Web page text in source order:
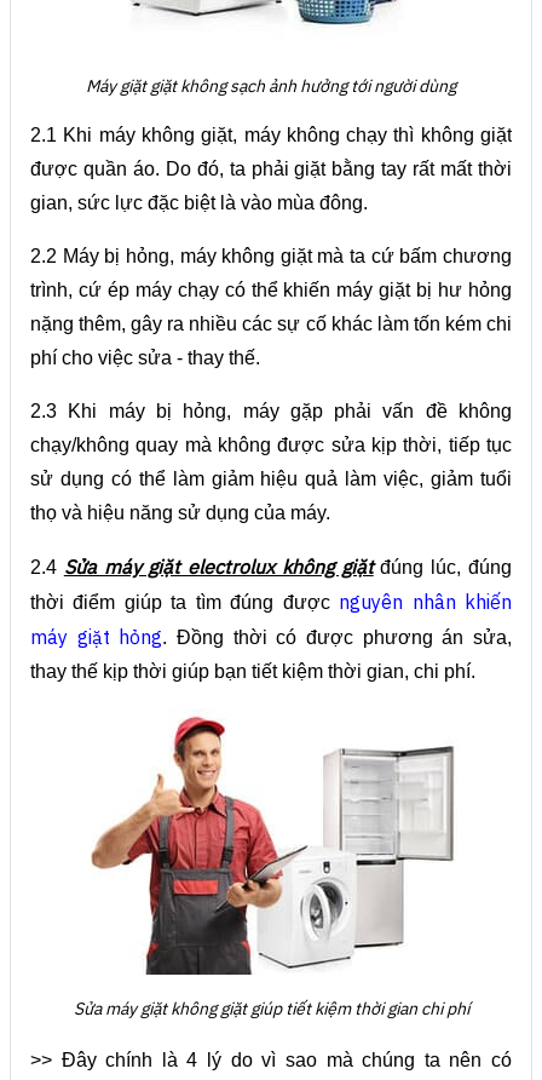
Máy giặt giặt không sạch ảnh hưởng tới người dùng
2.1 Khi máy không giặt, máy không chạy thì không giặt
được quần áo. Do đó, ta phải giặt bằng tay rất mất thời
gian, sức lực đặc biệt là vào mùa đông.
2.2 Máy bị hỏng, máy không giặt mà ta cứ bấm chương
trình, cứ ép máy chạy có thể khiến máy giặt bị hư hỏng
nặng thêm, gây ra nhiều các sự cố khác làm tốn kém chi
phí cho việc sửa - thay thế.
2.3 Khi máy bị hỏng, máy gặp phải vấn đề không
chạy/không quay mà không được sửa kịp thời, tiếp tục
sử dụng có thể làm giảm hiệu quả làm việc, giảm tuổi
thọ và hiệu năng sử dụng của máy.
2.4 Sửa máy giặt electrolux không giặtđúng lúc, đúng
thời điểm giúp ta tìm đúng được nguyên nhân khiến
máy giặt hỏng. Đồng thời có được phương án sửa,
thay thế kịp thời giúp bạn tiết kiệm thời gian, chi phí.
Sửa máy giặt không giặt giúp tiết kiệm thời gian chi phí
>> Đây chính là 4 lý do vì sao mà chúng ta nên có